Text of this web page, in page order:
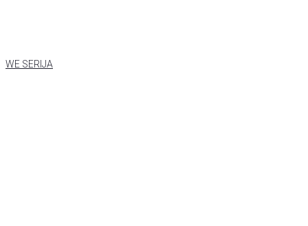
WE SERIJA